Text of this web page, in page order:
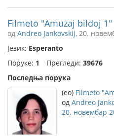
Filmeto "Amuzaj bildoj 1"
од Andreo Jankovskij, 20.
Језик: Esperanto
Поруке: 1 Прегледи: 39676
Последња порука
(eo) Filmeto
од Andreo
20. новембар